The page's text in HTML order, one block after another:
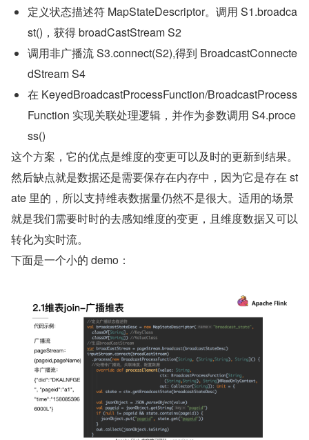
定义状态描述符 MapStateDescriptor。调用 S1.broadca
st()，获得 broadCastStream S2
调用非广播流 S3.connect(S2),得到 BroadcastConnecte
dStream S4
在 KeyedBroadcastProcessFunction/BroadcastProcess
Function 实现关联处理逻辑，并作为参数调用 S4.proce
ss()
这个方案，它的优点是维度的变更可以及时的更新到结果。
然后缺点就是数据还是需要保存在内存中，因为它是存在 st
ate 里的，所以支持维表数据量仍然不是很大。适用的场景
就是我们需要时时的去感知维度的变更，且维度数据又可以
转化为实时流。
下面是一个小的 demo：